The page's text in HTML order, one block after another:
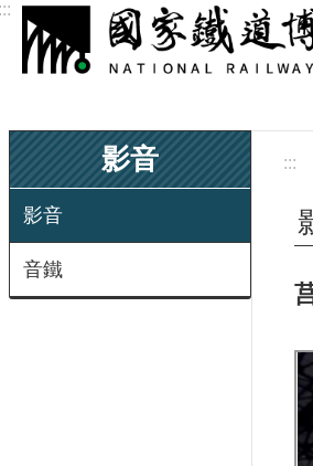
跳到主要內容區塊
影音
影音
音鐵
:::